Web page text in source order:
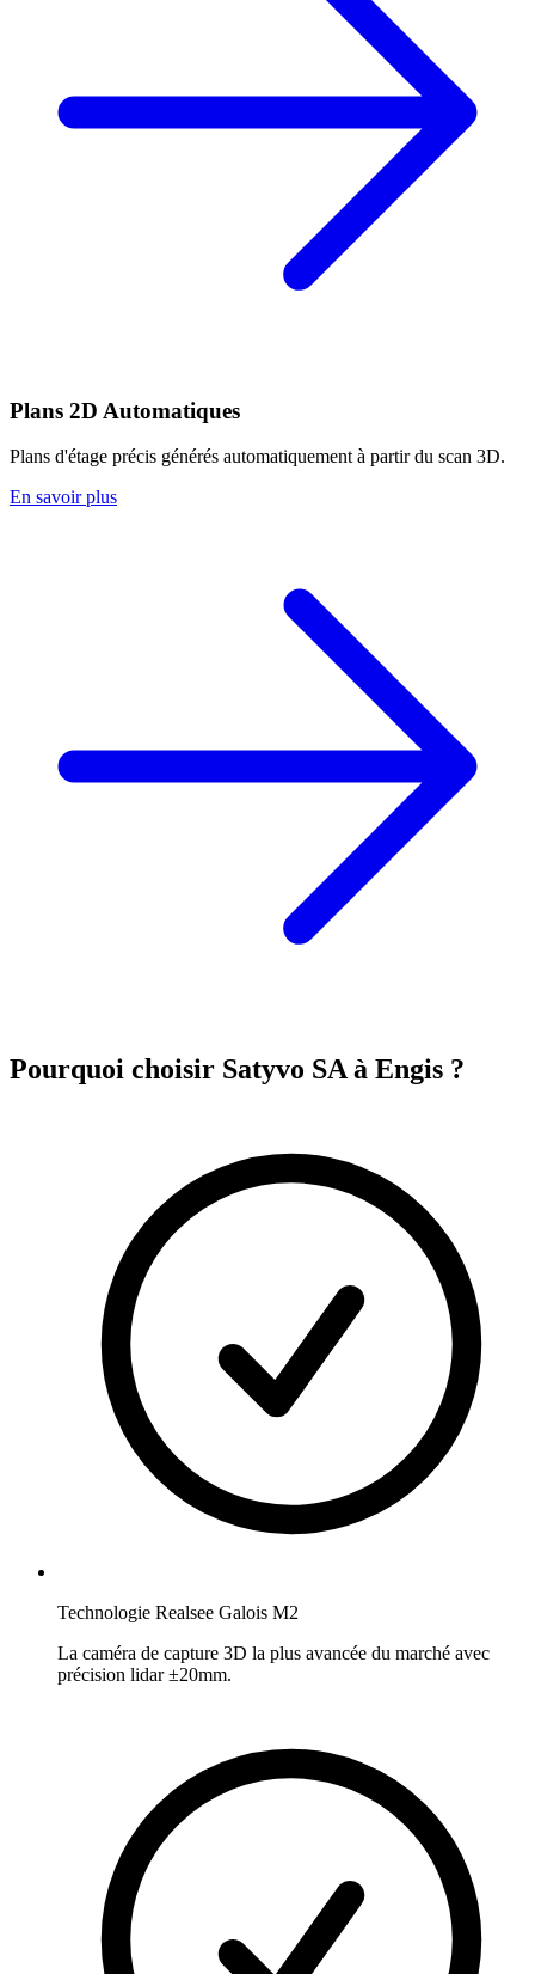
Plans 2D Automatiques
Plans d'étage précis générés automatiquement à partir du scan 3D.
En savoir plus
Pourquoi choisir Satyvo SA à Engis ?
Technologie Realsee Galois M2
La caméra de capture 3D la plus avancée du marché avec
précision lidar ±20mm.